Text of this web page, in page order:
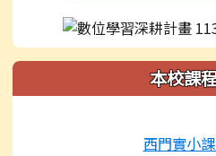
本校課
西門實小